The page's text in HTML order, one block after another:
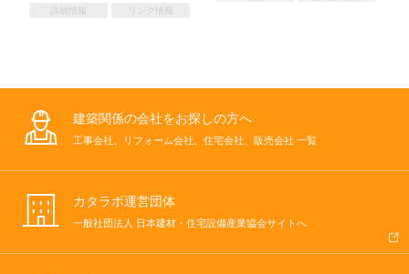
詳細情報 リンク情報
建築関係の会社をお探しの方へ
工事会社、リフォーム会社、住宅会社、販売会社 一覧
カタラボ運営団体
一般社団法人 日本建材・住宅設備産業協会サイトへ